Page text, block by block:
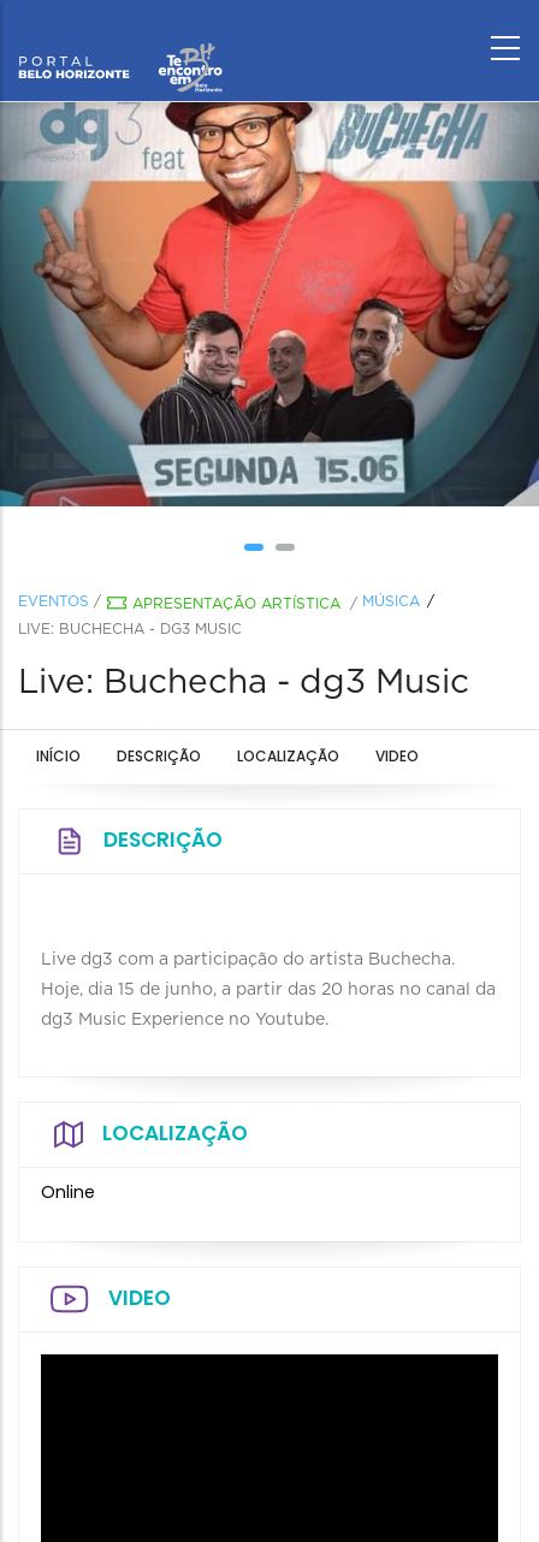
EVENTOS / APRESENTAÇÃO ARTÍSTICA / MÚSICA
LIVE: BUCHECHA - DG3 MUSIC
Live: Buchecha - dg3 Music
INÍCIO DESCRIÇÃO LOCALIZAÇÃO VIDEO
DESCRIÇÃO
Live dg3 com a participação do artista Buchecha.
Hoje, dia 15 de junho, a partir das 20 horas no canal da
dg3 Music Experience no Youtube.
LOCALIZAÇÃO
Online
VIDEO